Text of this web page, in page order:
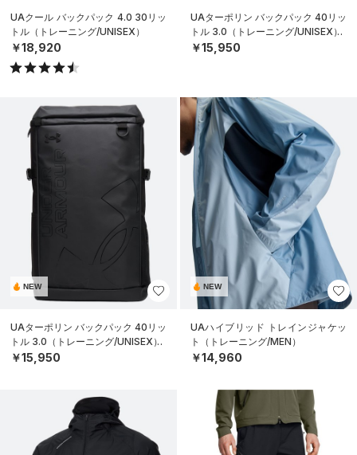
UAクール バックパック 4.0 30リッ
トル（トレーニング/UNISEX）
￥18,920
UAターポリン バックパック 40リッ
トル 3.0（トレーニング/UNISEX）
￥15,950
NEW
UAターポリン バックパック 40リッ
トル 3.0（トレーニング/UNISEX）
￥15,950
NEW
UAハイブリッド トレインジャケッ
ト（トレーニング/MEN）
￥14,960